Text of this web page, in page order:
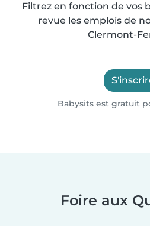
Filtrez en fonction de vos
revue les emplois de
Clermont-
Babysits est gratuit
Foire aux